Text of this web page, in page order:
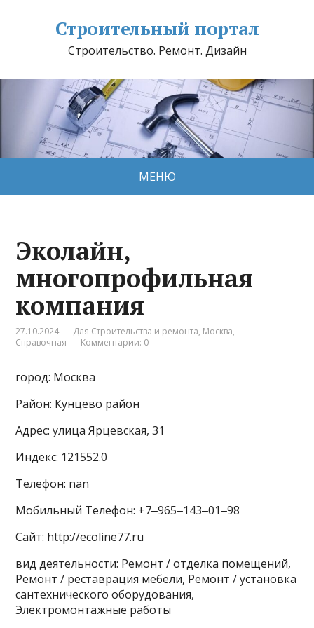
Строительный портал
Строительство. Ремонт. Дизайн
МЕНЮ
Эколайн,
многопрофильная
компания
27.10.2024 Для Строительства и ремонта, Москва,
Справочная
Комментарии: 0
город: Москва
Район: Кунцево район
Адрес: улица Ярцевская, 31
Индекс: 121552.0
Телефон: nan
Мобильный Телефон: +7‒965‒143‒01‒98
Сайт: http://ecoline77.ru
вид деятельности: Ремонт / отделка помещений,
Ремонт / реставрация мебели, Ремонт / установка
сантехнического оборудования,
Электромонтажные работы